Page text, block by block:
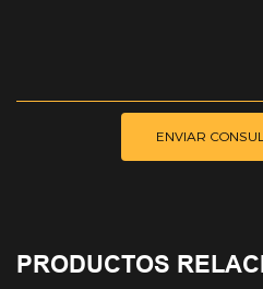
ENVIAR
PRODUCTOS